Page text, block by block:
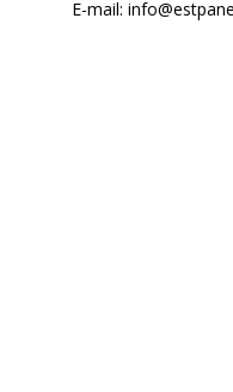
E-mail: